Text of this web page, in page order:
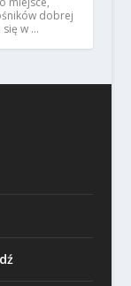
dobrej
się w …